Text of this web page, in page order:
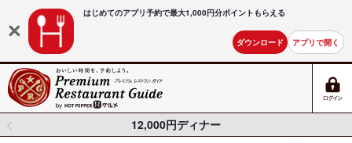
はじめてのアプリ予約で最大1,000円分ポイントもらえる
ダウンロード アプリで開く
12,000円ディナー